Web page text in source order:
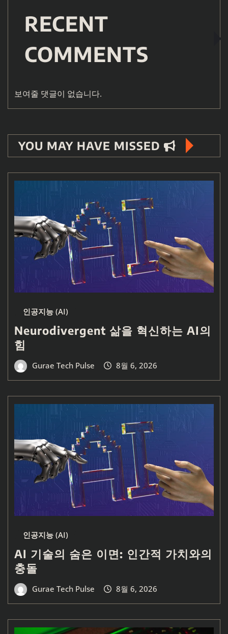
RECENT
COMMENTS
보여줄 댓글이 없습니다.
YOU MAY HAVE MISSED
인공지능 (AI)
Neurodivergent 삶을 혁신하는 AI의
힘
Gurae Tech Pulse 8월 6, 2026
인공지능 (AI)
AI 기술의 숨은 이면: 인간적 가치와의
충돌
Gurae Tech Pulse 8월 6, 2026